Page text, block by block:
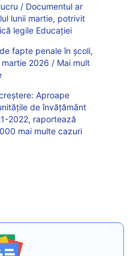
/ Documentul ar
lunii martie, potrivit
legile Educației
fapte penale în școli,
2026 / Mai mult
Aproape
de învățământ
2022, raportează
mai multe cazuri